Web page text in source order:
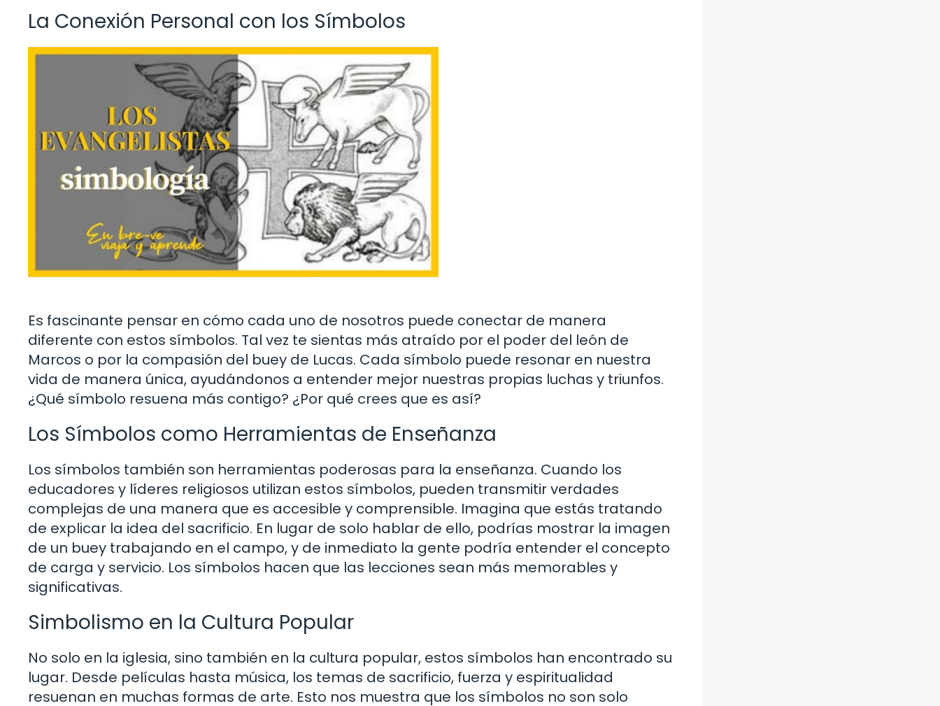
La Conexión Personal con los Símbolos
Es fascinante pensar en cómo cada uno de nosotros puede conectar de manera
diferente con estos símbolos. Tal vez te sientas más atraído por el poder del león de
Marcos o por la compasión del buey de Lucas. Cada símbolo puede resonar en nuestra
vida de manera única, ayudándonos a entender mejor nuestras propias luchas y triunfos.
¿Qué símbolo resuena más contigo? ¿Por qué crees que es así?
Los Símbolos como Herramientas de Enseñanza
Los símbolos también son herramientas poderosas para la enseñanza. Cuando los
educadores y líderes religiosos utilizan estos símbolos, pueden transmitir verdades
complejas de una manera que es accesible y comprensible. Imagina que estás tratando
de explicar la idea del sacrificio. En lugar de solo hablar de ello, podrías mostrar la imagen
de un buey trabajando en el campo, y de inmediato la gente podría entender el concepto
de carga y servicio. Los símbolos hacen que las lecciones sean más memorables y
significativas.
Simbolismo en la Cultura Popular
No solo en la iglesia, sino también en la cultura popular, estos símbolos han encontrado su
lugar. Desde películas hasta música, los temas de sacrificio, fuerza y espiritualidad
resuenan en muchas formas de arte. Esto nos muestra que los símbolos no son solo